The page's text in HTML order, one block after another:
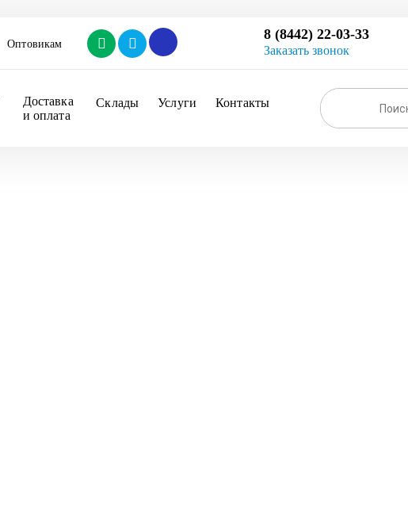
Оптовикам
8 (8442) 22-03-33
Заказать звонок
Доставка
и оплата
Склады Услуги Контакты